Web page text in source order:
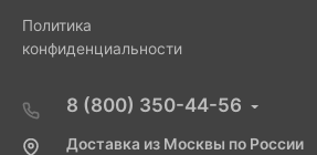
Политика
конфиденциальности
8 (800) 350-44-56
Доставка из Москвы по России